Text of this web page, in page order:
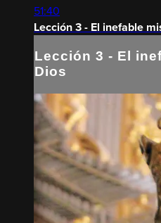
51:40
Lección 3 - El inefable
Lección 3 - El
Dios